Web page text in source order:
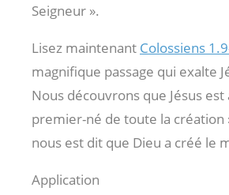
Seigneur ».
Lisez maintenant Colossiens
magnifique passage qui exalte
Nous découvrons que Jésus est
premier-né de toute la création
nous est dit que Dieu a créé le
Application